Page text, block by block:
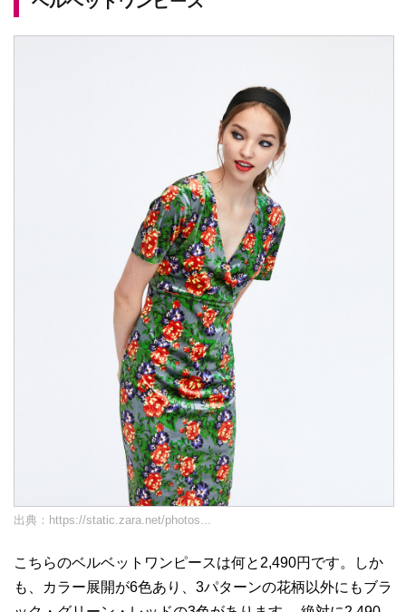
出典： https://static.zara.net/photos...
こちらのベルベットワンピースは何と2,490円です。しか
も、カラー展開が6色あり、3パターンの花柄以外にもブラ